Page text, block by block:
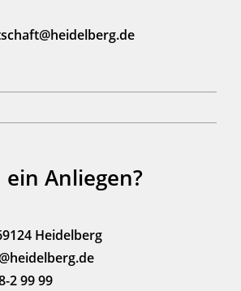
ein Anliegen?
Heidelberg
2 99 99